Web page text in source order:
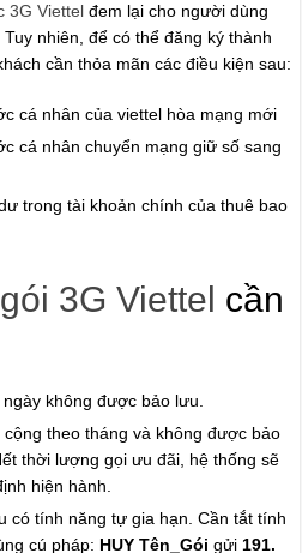
3G Viettel đem lại cho người dùng
nhiên, để có thể đăng ký thành
cần thỏa mãn các điều kiện sau:
cá nhân của viettel hòa mạng mới
cá nhân chuyển mạng giữ số sang
trong tài khoản chính của thuê bao
gói 3G Viettel cần
không được bảo lưu.
theo tháng và không được bảo
thời lượng gọi ưu đãi, hệ thống sẽ
hiện hành.
có tính năng tự gia hạn. Cần tắt tính
cú pháp: HUY Tên_Góigửi 191.